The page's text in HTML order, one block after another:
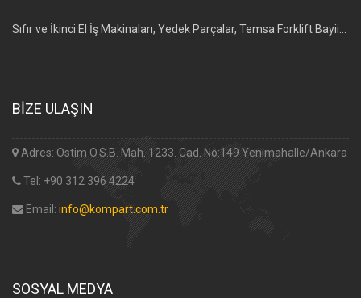
Sıfır ve İkinci El İş Makinaları, Yedek Parçalar, Temsa Forklift Bayii...
BİZE ULAŞIN
Adres: Ostim O.S.B. Mah. 1233. Cad. No:149 Yenimahalle/Ankara
Tel: +90 312 396 4224
Email: info@kompart.com.tr
SOSYAL MEDYA